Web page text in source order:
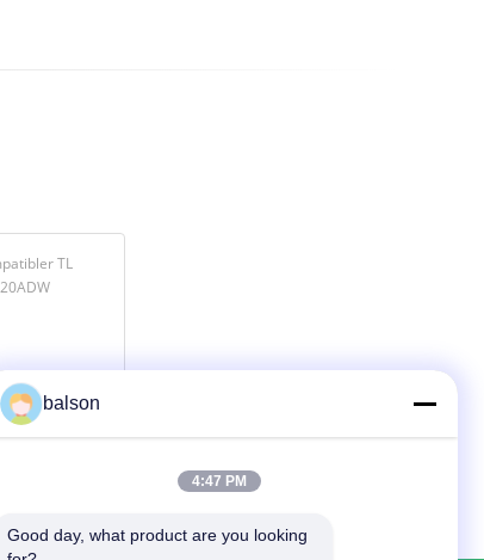
balson
4:47 PM
Good day, what product are you looking